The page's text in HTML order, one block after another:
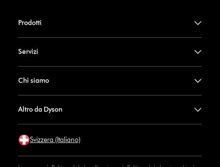
Prodotti
Servizi
Chi siamo
Altro da Dyson
Svizzera (Italiano)